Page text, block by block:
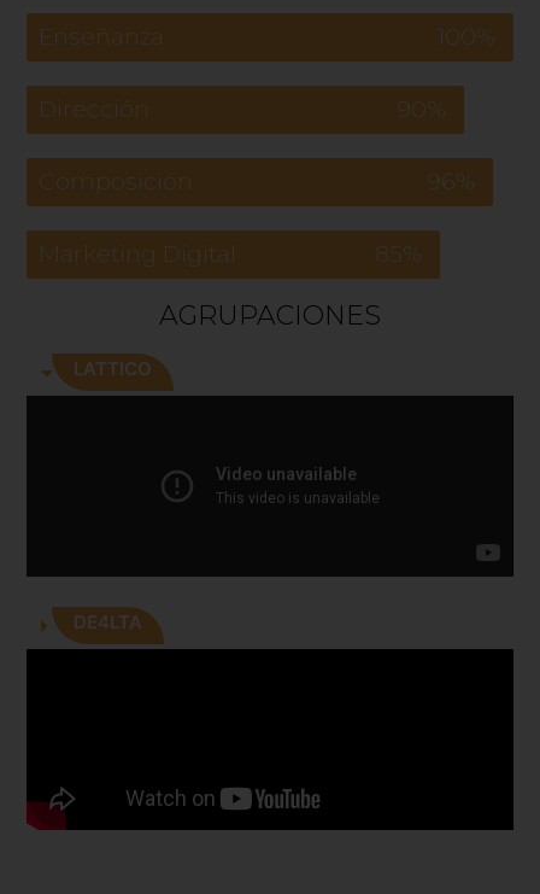
Enseñanza 100%
Dirección 90%
Composición 96%
Marketing Digital 85%
AGRUPACIONES
LATTICO
DE4LTA